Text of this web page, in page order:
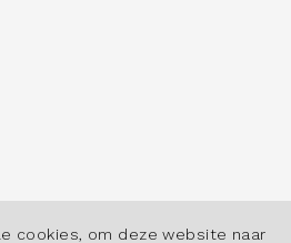
cookies, om deze website naar